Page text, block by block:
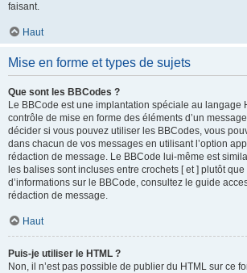
faisant.
Haut
Mise en forme et types de sujets
Que sont les BBCodes ?
Le BBCode est une implantation spéciale au langage
contrôle de mise en forme des éléments d’un
décider si vous pouvez utiliser les BBCodes, vous
dans chacun de vos messages en utilisant l’option
rédaction de message. Le BBCode lui-même est
les balises sont incluses entre crochets [ et ] plutôt
d’informations sur le BBCode, consultez le guide
rédaction de message.
Haut
Puis-je utiliser le HTML ?
Non, il n’est pas possible de publier du HTML sur ce